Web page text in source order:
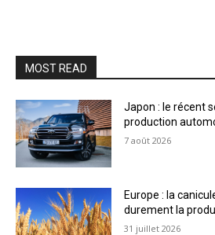
MOST READ
Japon : le récent
production
7 août 2026
Europe : la
durement la
31 juillet 2026